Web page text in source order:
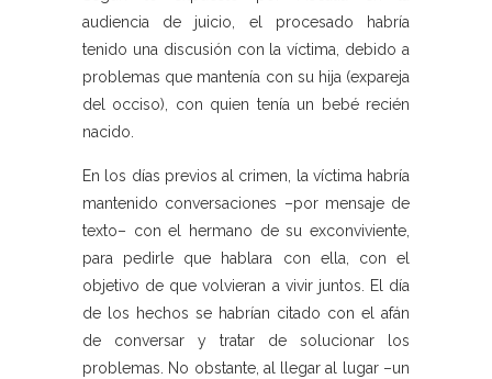
audiencia de juicio, el procesado habría
tenido una discusión con la víctima, debido a
problemas que mantenía con su hija (expareja
del occiso), con quien tenía un bebé recién
nacido.
En los días previos al crimen, la víctima habría
mantenido conversaciones –por mensaje de
texto– con el hermano de su exconviviente,
para pedirle que hablara con ella, con el
objetivo de que volvieran a vivir juntos. El día
de los hechos se habrían citado con el afán
de conversar y tratar de solucionar los
problemas. No obstante, al llegar al lugar –un